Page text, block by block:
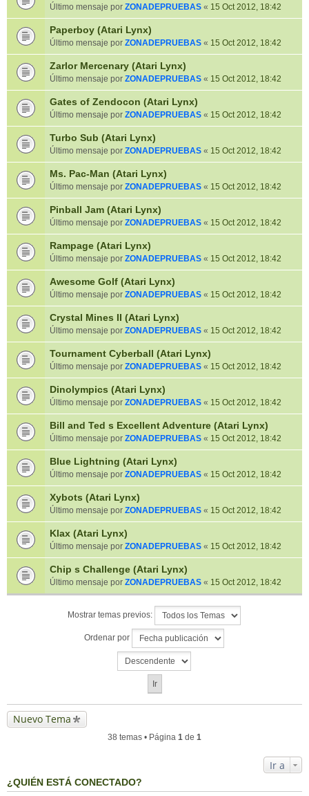
Último mensaje por ZONADEPRUEBAS « 15 Oct 2012, 18:42
Paperboy (Atari Lynx)
Último mensaje por ZONADEPRUEBAS « 15 Oct 2012, 18:42
Zarlor Mercenary (Atari Lynx)
Último mensaje por ZONADEPRUEBAS « 15 Oct 2012, 18:42
Gates of Zendocon (Atari Lynx)
Último mensaje por ZONADEPRUEBAS « 15 Oct 2012, 18:42
Turbo Sub (Atari Lynx)
Último mensaje por ZONADEPRUEBAS « 15 Oct 2012, 18:42
Ms. Pac-Man (Atari Lynx)
Último mensaje por ZONADEPRUEBAS « 15 Oct 2012, 18:42
Pinball Jam (Atari Lynx)
Último mensaje por ZONADEPRUEBAS « 15 Oct 2012, 18:42
Rampage (Atari Lynx)
Último mensaje por ZONADEPRUEBAS « 15 Oct 2012, 18:42
Awesome Golf (Atari Lynx)
Último mensaje por ZONADEPRUEBAS « 15 Oct 2012, 18:42
Crystal Mines II (Atari Lynx)
Último mensaje por ZONADEPRUEBAS « 15 Oct 2012, 18:42
Tournament Cyberball (Atari Lynx)
Último mensaje por ZONADEPRUEBAS « 15 Oct 2012, 18:42
Dinolympics (Atari Lynx)
Último mensaje por ZONADEPRUEBAS « 15 Oct 2012, 18:42
Bill and Ted s Excellent Adventure (Atari Lynx)
Último mensaje por ZONADEPRUEBAS « 15 Oct 2012, 18:42
Blue Lightning (Atari Lynx)
Último mensaje por ZONADEPRUEBAS « 15 Oct 2012, 18:42
Xybots (Atari Lynx)
Último mensaje por ZONADEPRUEBAS « 15 Oct 2012, 18:42
Klax (Atari Lynx)
Último mensaje por ZONADEPRUEBAS « 15 Oct 2012, 18:42
Chip s Challenge (Atari Lynx)
Último mensaje por ZONADEPRUEBAS « 15 Oct 2012, 18:42
Mostrar temas previos:
Ordenar por
Nuevo Tema
38 temas • Página 1 de 1
Ir a
¿QUIÉN ESTÁ CONECTADO?